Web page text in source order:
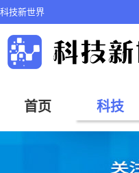
科技新世界
首页 科技